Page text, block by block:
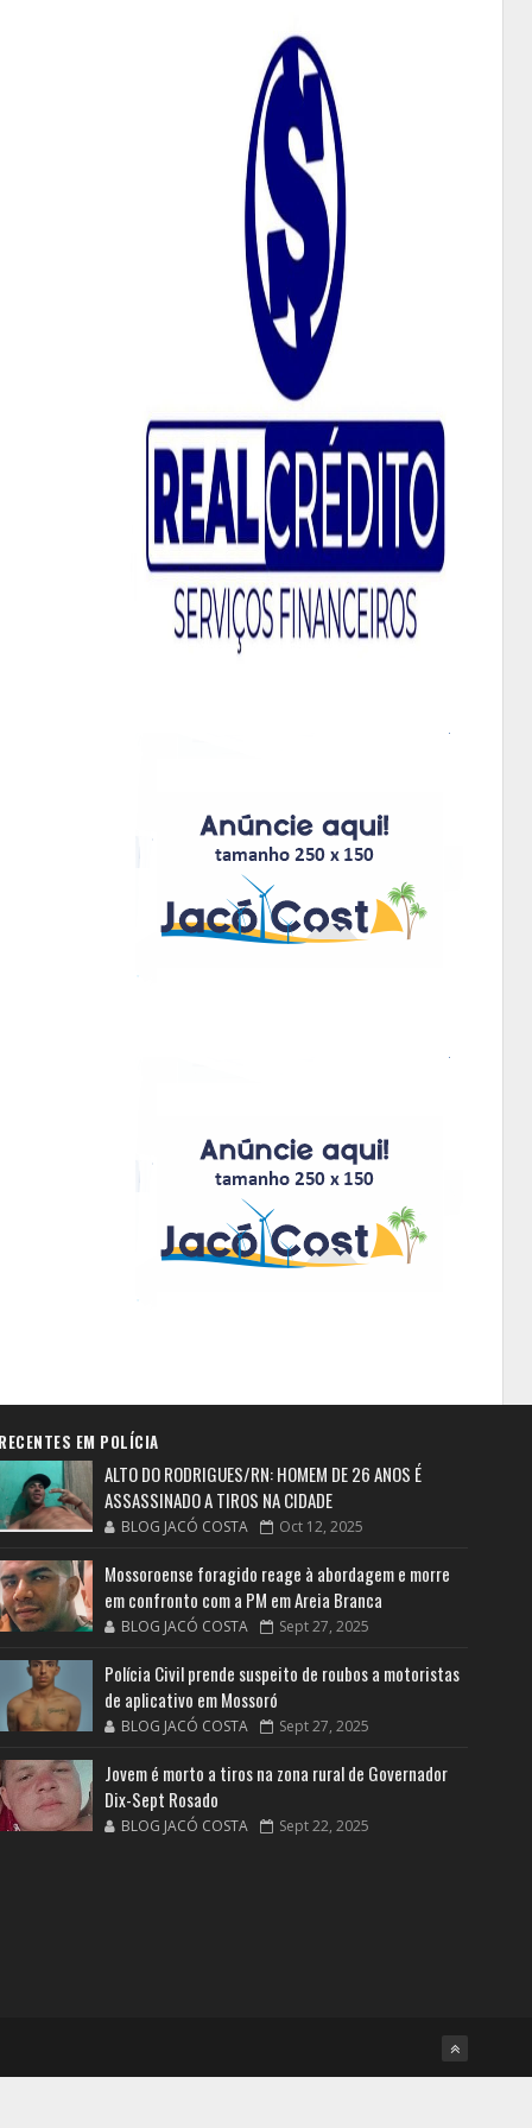
EM POLÍCIA
ALTO DO RODRIGUES/RN: HOMEM DE 26 ANOS É
ASSASSINADO A TIROS NA CIDADE
BLOG JACÓ COSTA Oct 12, 2025
Mossoroense foragido reage à abordagem e morre
em confronto com a PM em Areia Branca
BLOG JACÓ COSTA Sept 27, 2025
Polícia Civil prende suspeito de roubos a motoristas
de aplicativo em Mossoró
BLOG JACÓ COSTA Sept 27, 2025
Jovem é morto a tiros na zona rural de Governador
Dix-Sept Rosado
BLOG JACÓ COSTA Sept 22, 2025